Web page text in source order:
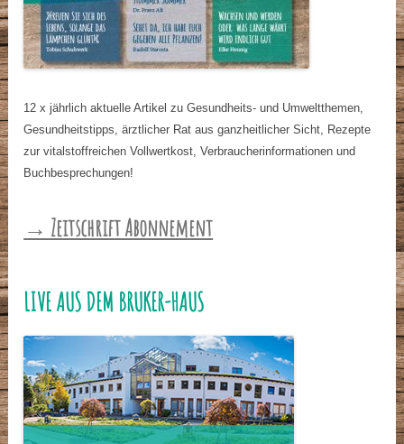
12 x jährlich aktuelle Artikel zu Gesundheits- und Umweltthemen,
Gesundheitstipps, ärztlicher Rat aus ganzheitlicher Sicht, Rezepte
zur vitalstoffreichen Vollwertkost, Verbraucherinformationen und
Buchbesprechungen!
→ Zeitschrift Abonnement
LIVE AUS DEM BRUKER-HAUS